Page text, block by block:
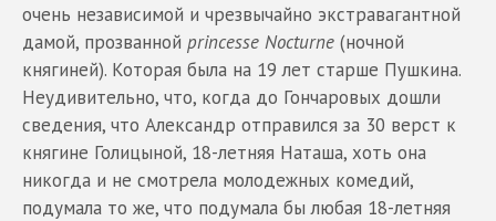
очень независимой и чрезвычайно экстравагантной
дамой, прозванной princesse Nocturne (ночной
княгиней). Которая была на 19 лет старше Пушкина.
Неудивительно, что, когда до Гончаровых дошли
сведения, что Александр отправился за 30 верст к
княгине Голицыной, 18-летняя Наташа, хоть она
никогда и не смотрела молодежных комедий,
подумала то же, что подумала бы любая 18-летняя